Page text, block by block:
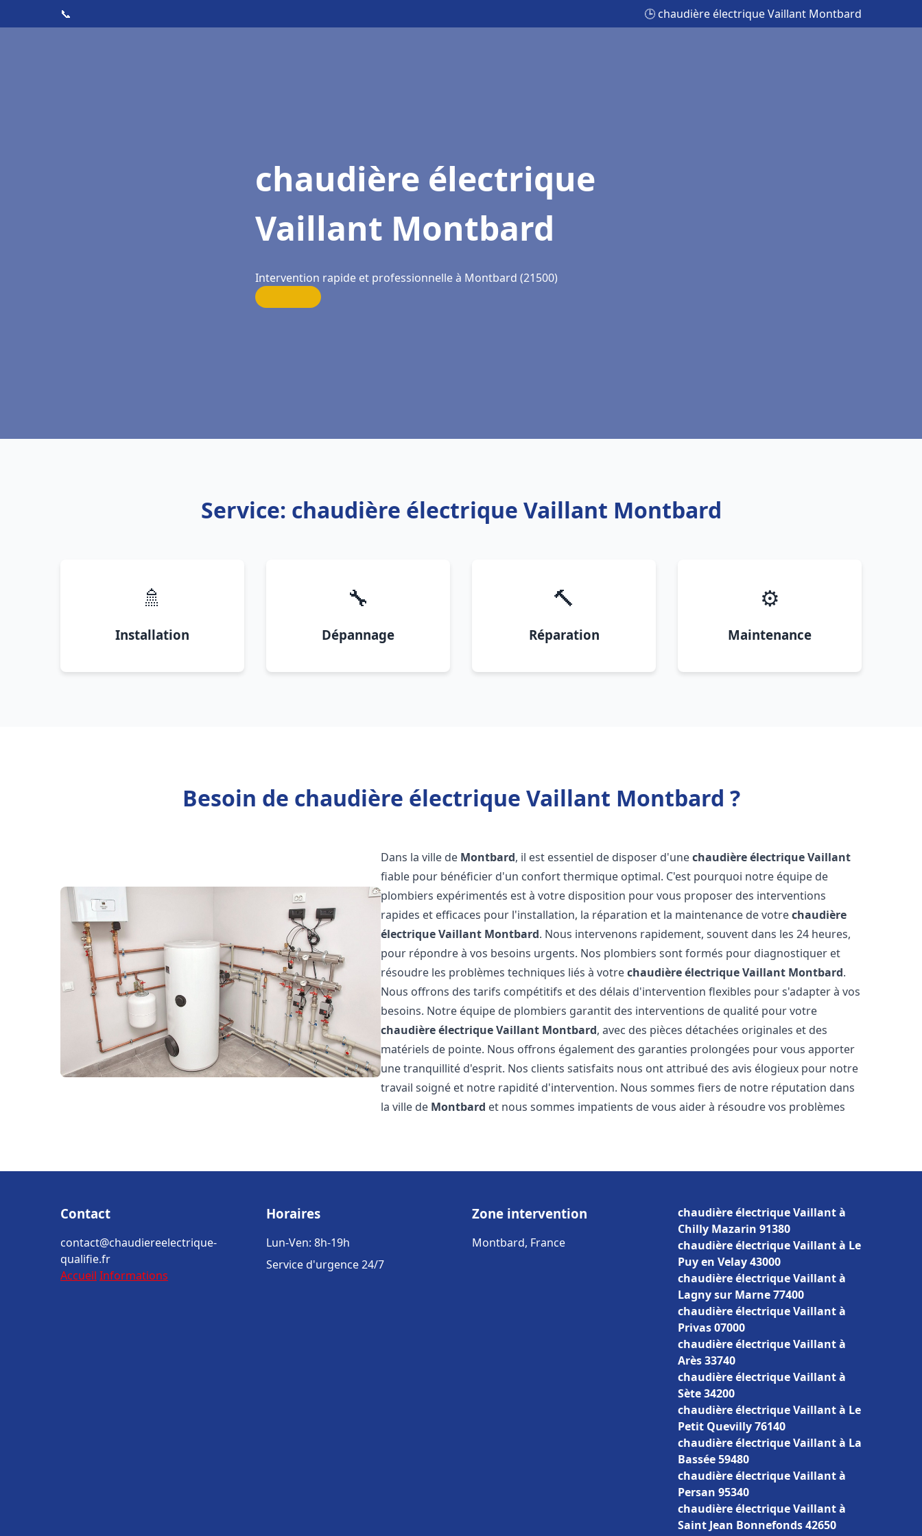
📞 🕒 chaudière électrique Vaillant Montbard
chaudière électrique
Vaillant Montbard
Intervention rapide et professionnelle à Montbard (21500)
Service: chaudière électrique Vaillant Montbard
🚿
Installation
🔧
Dépannage
🔨
Réparation
⚙️
Maintenance
Besoin de chaudière électrique Vaillant Montbard ?
Dans la ville de Montbard, il est essentiel de disposer d'unechaudière électrique Vaillant
fiable pour bénéficier d'un confort thermique optimal. C'est pourquoi notre équipe de
plombiers expérimentés est à votre disposition pour vous proposer des interventions
rapides et efficaces pour l'installation, la réparation et la maintenance de votrechaudière
électrique Vaillant Montbard. Nous intervenons rapidement, souvent dans les 24 heures,
pour répondre à vos besoins urgents. Nos plombiers sont formés pour diagnostiquer et
résoudre les problèmes techniques liés à votrechaudière électrique Vaillant Montbard.
Nous offrons des tarifs compétitifs et des délais d'intervention flexibles pour s'adapter à vos
besoins. Notre équipe de plombiers garantit des interventions de qualité pour votre
chaudière électrique Vaillant Montbard, avec des pièces détachées originales et des
matériels de pointe. Nous offrons également des garanties prolongées pour vous apporter
une tranquillité d'esprit. Nos clients satisfaits nous ont attribué des avis élogieux pour notre
travail soigné et notre rapidité d'intervention. Nous sommes fiers de notre réputation dans
la ville de Montbard et nous sommes impatients de vous aider à résoudre vos problèmes
Contact
contact@chaudiereelectrique-
qualifie.fr
Accueil Informations
Horaires
Lun-Ven: 8h-19h
Service d'urgence 24/7
Zone intervention
Montbard, France
chaudière électrique Vaillant à
Chilly Mazarin 91380
chaudière électrique Vaillant à Le
Puy en Velay 43000
chaudière électrique Vaillant à
Lagny sur Marne 77400
chaudière électrique Vaillant à
Privas 07000
chaudière électrique Vaillant à
Arès 33740
chaudière électrique Vaillant à
Sète 34200
chaudière électrique Vaillant à Le
Petit Quevilly 76140
chaudière électrique Vaillant à La
Bassée 59480
chaudière électrique Vaillant à
Persan 95340
chaudière électrique Vaillant à
Saint Jean Bonnefonds 42650